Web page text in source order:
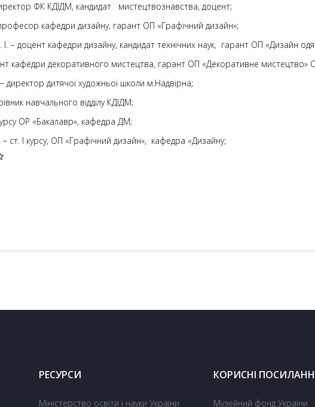
ФК КДІДМ, кандидат мистецтвознавства, доцент;
кафедри дизайну, гарант ОП «Графічний дизайн»;
− доцент кафедри дизайну, кандидат технічних наук, гарант ОП «Дизайн
кафедри декоративного мистецтва, гарант ОП «Декоративне мистецтво»
директор дитячої художньої школи м.Надвірна;
навчального відділу КДІДМ;
ОР «Бакалавр», кафедра ДМ;
ст. І курсу, ОП «Графічний дизайн», кафедра «Дизайну;
РЕСУРСИ
Міністерство освіти і науки України
КОРИСНІ
Музейний фонд України